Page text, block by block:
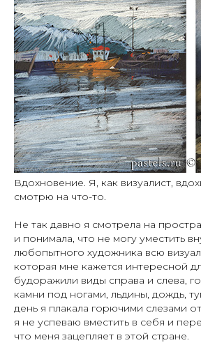
Вдохновение. Я, как визуалист,
смотрю на что-то.
Не так давно я смотрела на
и понимала, что не могу уместить
любопытного художника всю
которая мне кажется интересной
будоражили виды справа и слева,
камни под ногами, льдины, дождь,
день я плакала горючими слезами
я не успеваю вместить в себя и
что меня зацепляет в этой стране.